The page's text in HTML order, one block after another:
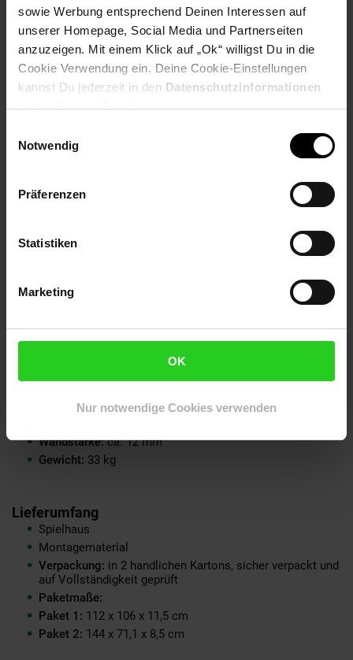
sowie Werbung entsprechend Deinen Interessen auf
unserer Homepage, Social Media und Partnerseiten
anzuzeigen. Mit einem Klick auf „Ok“ willigst Du in die
Cookie Verwendung ein. Deine Cookie-Einstellungen
kannst Du jederzeit in den Datenschutzinformationen
ändern bzw. widerrufen.
Notwendig
Präferenzen
Statistiken
Marketing
OK
Nur notwendige Cookies verwenden
deines Kindes!
Produktdetails
Umweltfreundlich
Kindgerecht
Innenmaße (B x T x H):
Farbe:Rot
Tiefe ohne Traufe:ca. 111 cm
Wandstärke:ca. 12 mm
Gewicht: 33 kg
Lieferumfang
Spielhaus
Montagematerial
Verpackung: in 2 handlichen Kartons, sicher verpackt und
auf Vollständigkeit geprüft
Paketmaße:
Paket 1: 112 x 106 x 11,5 cm
Paket 2: 144 x 71,1 x 8,5 cm